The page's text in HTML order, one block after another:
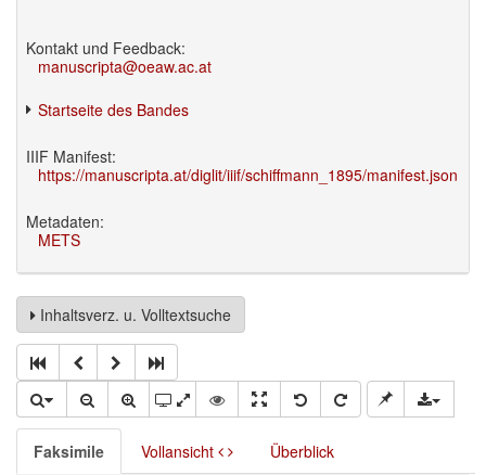
Kontakt und Feedback:
manuscripta@oeaw.ac.at
Startseite des Bandes
IIIF Manifest:
https://manuscripta.at/diglit/iiif/schiffmann_1895/manifest.json
Metadaten:
METS
Inhaltsverz. u. Volltextsuche
Faksimile Vollansicht Überblick